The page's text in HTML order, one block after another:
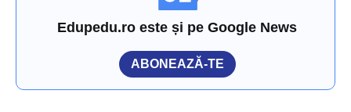
Edupedu.ro este și pe Google News
ABONEAZĂ-TE